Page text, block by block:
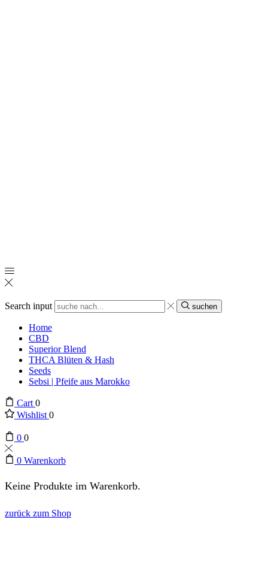
Search input suchen
Home
CBD
Superior Blend
THCA Blüten & Hash
Seeds
Sebsi | Pfeife aus Marokko
Cart 0
Wishlist 0
0 0
0 Warenkorb
Keine Produkte im Warenkorb.
zurück zum Shop